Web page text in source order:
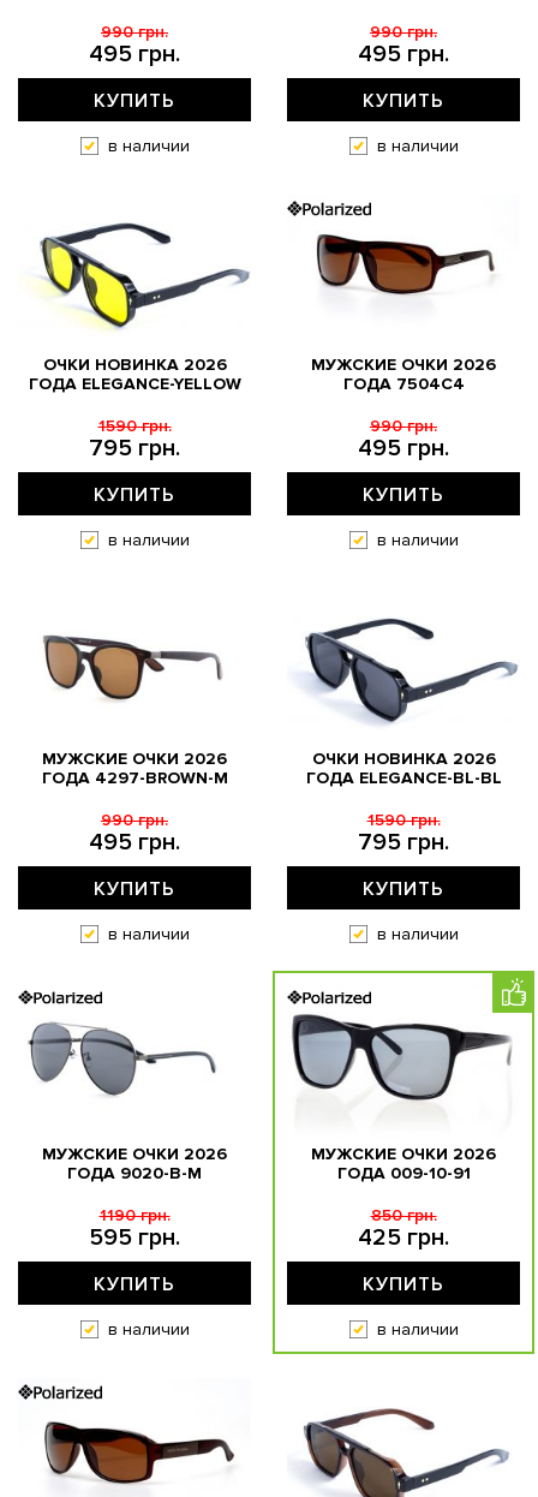
495 грн.
990 грн.
КУПИТЬ
в наличии
495 грн.
990 грн.
КУПИТЬ
в наличии
ОЧКИ НОВИНКА 2026
ГОДА ELEGANCE-YELLOW
795 грн.
1590 грн.
КУПИТЬ
в наличии
МУЖСКИЕ ОЧКИ 2026
ГОДА 7504C4
495 грн.
990 грн.
КУПИТЬ
в наличии
МУЖСКИЕ ОЧКИ 2026
ГОДА 4297-BROWN-M
495 грн.
990 грн.
КУПИТЬ
в наличии
ОЧКИ НОВИНКА 2026
ГОДА ELEGANCE-BL-BL
795 грн.
1590 грн.
КУПИТЬ
в наличии
МУЖСКИЕ ОЧКИ 2026
ГОДА 9020-B-M
595 грн.
1190 грн.
КУПИТЬ
в наличии
МУЖСКИЕ ОЧКИ 2026
ГОДА 009-10-91
425 грн.
850 грн.
КУПИТЬ
в наличии